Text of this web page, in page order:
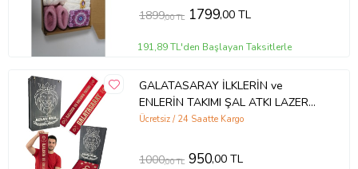
1899,00 TL 1799,00 TL
191,89 TL'den Başlayan Taksitlerle
GALATASARAY İLKLERİN ve
ENLERİN TAKIMI ŞAL ATKI LAZER
KUTU HEDİYELİ (Kırmızı)
Ücretsiz / 24 Saatte Kargo
1000,00 TL 950,00 TL